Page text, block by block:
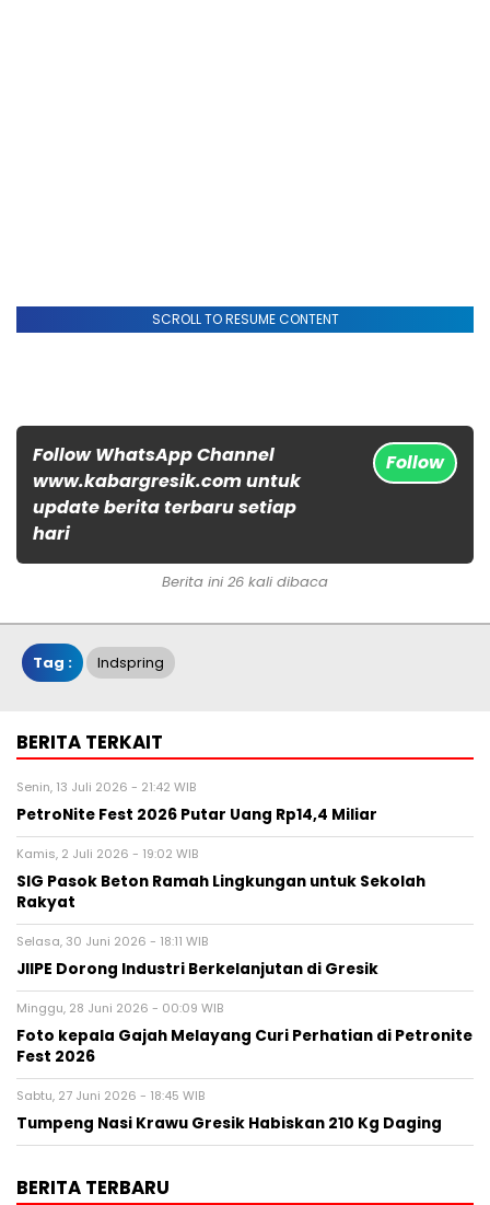
SCROLL TO RESUME CONTENT
Follow WhatsApp Channel
www.kabargresik.com untuk
update berita terbaru setiap
hari
Follow
Berita ini 26 kali dibaca
Tag : Indspring
BERITA TERKAIT
Senin, 13 Juli 2026 - 21:42 WIB
PetroNite Fest 2026 Putar Uang Rp14,4 Miliar
Kamis, 2 Juli 2026 - 19:02 WIB
SIG Pasok Beton Ramah Lingkungan untuk Sekolah
Rakyat
Selasa, 30 Juni 2026 - 18:11 WIB
JIIPE Dorong Industri Berkelanjutan di Gresik
Minggu, 28 Juni 2026 - 00:09 WIB
Foto kepala Gajah Melayang Curi Perhatian di Petronite
Fest 2026
Sabtu, 27 Juni 2026 - 18:45 WIB
Tumpeng Nasi Krawu Gresik Habiskan 210 Kg Daging
BERITA TERBARU